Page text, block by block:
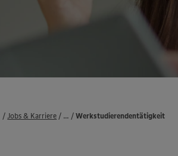
Jobs & Karriere Karrieremöglichkeiten
Studierende
Werkstudierendentätigkeit
...